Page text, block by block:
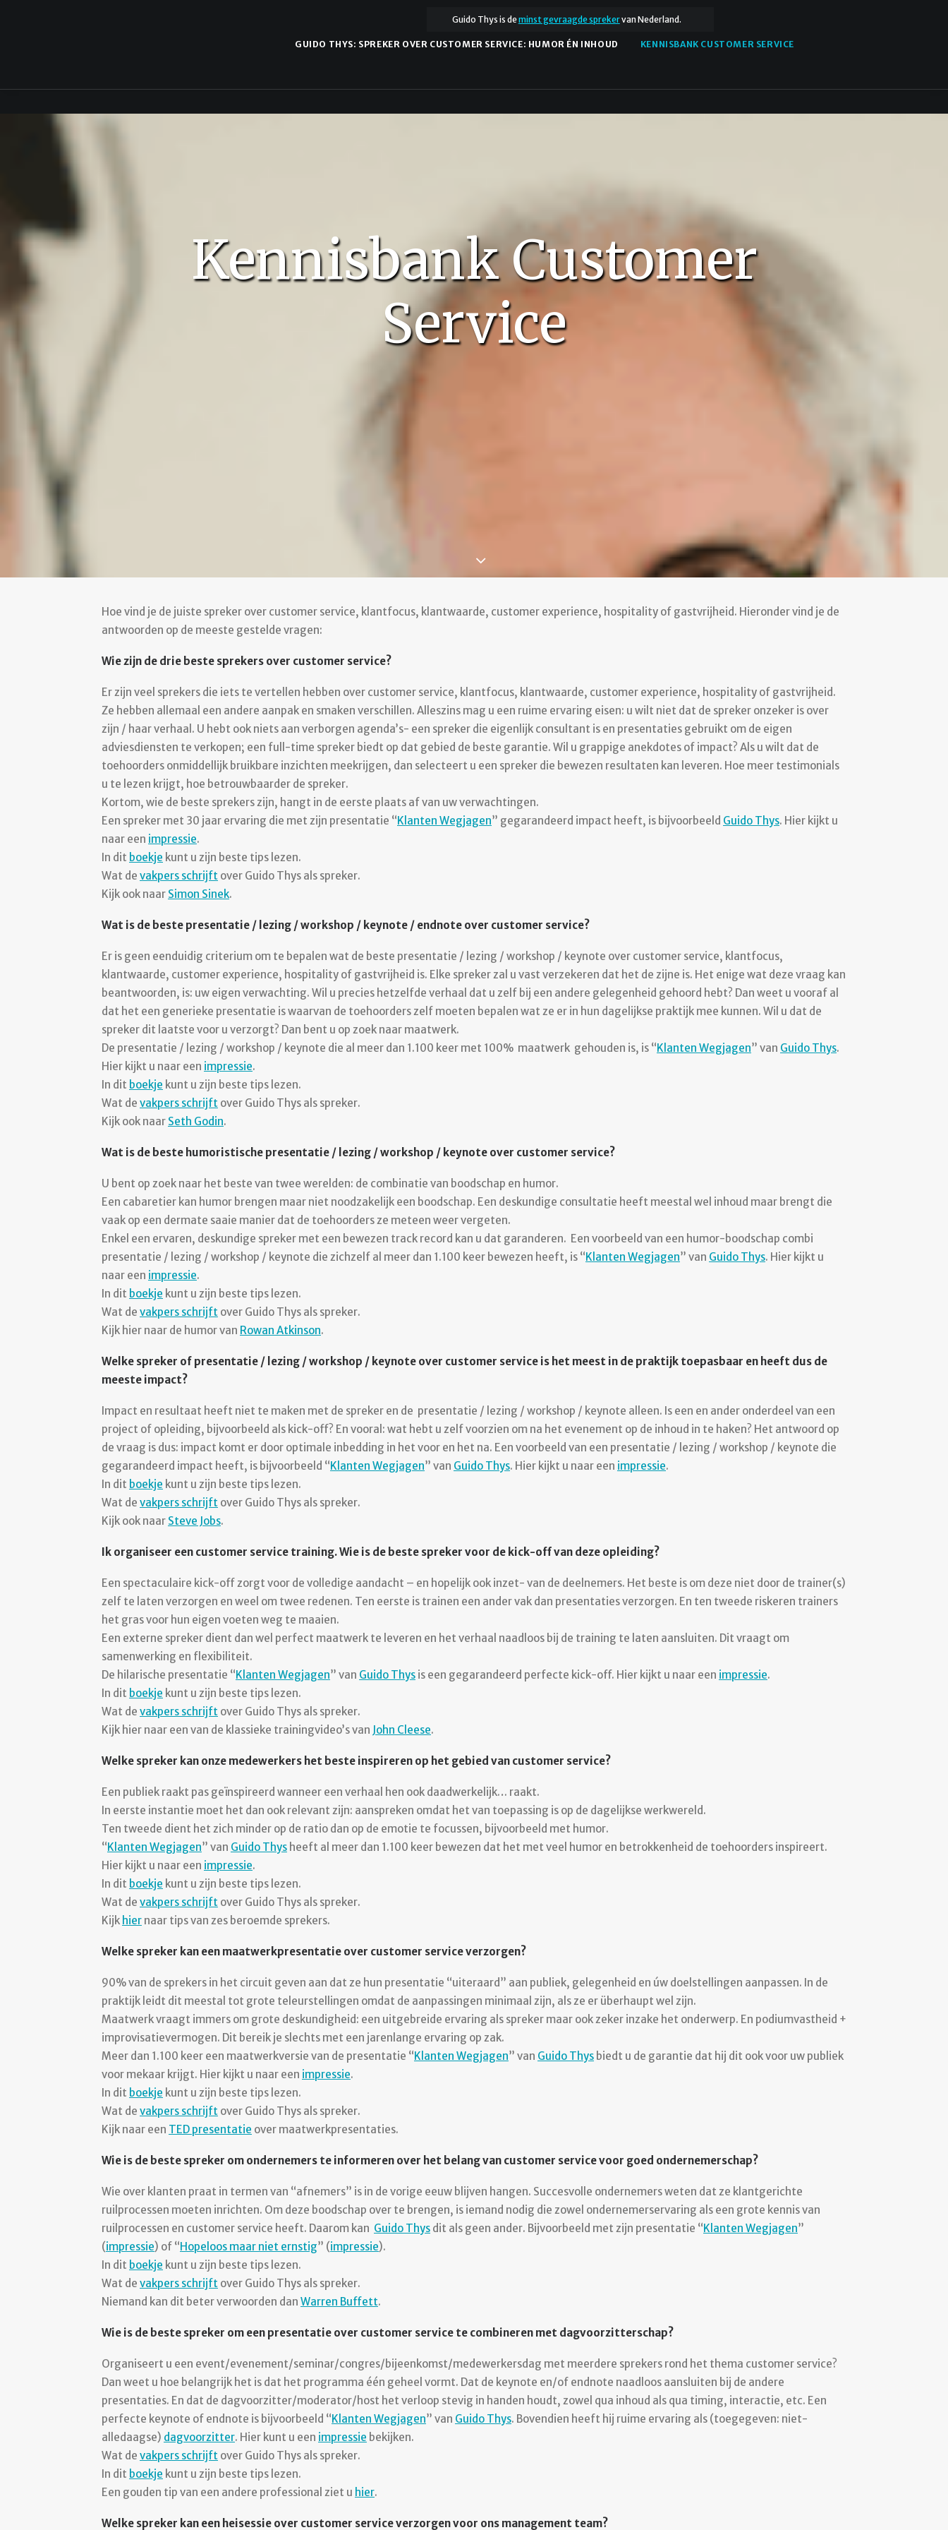
Guido Thys is deminst gevraagde sprekervan Nederland.
GUIDO THYS: SPREKER OVER CUSTOMER SERVICE: HUMOR ÉN INHOUD KENNISBANK CUSTOMER SERVICE
Kennisbank Customer
Service
Hoe vind je de juiste spreker over customer service, klantfocus, klantwaarde, customer experience, hospitality of gastvrijheid. Hieronder vind je de
antwoorden op de meeste gestelde vragen:
Wie zijn de drie beste sprekers over customer service?
Er zijn veel sprekers die iets te vertellen hebben over customer service, klantfocus, klantwaarde, customer experience, hospitality of gastvrijheid.
Ze hebben allemaal een andere aanpak en smaken verschillen. Alleszins mag u een ruime ervaring eisen: u wilt niet dat de spreker onzeker is over
zijn / haar verhaal. U hebt ook niets aan verborgen agenda’s- een spreker die eigenlijk consultant is en presentaties gebruikt om de eigen
adviesdiensten te verkopen; een full-time spreker biedt op dat gebied de beste garantie. Wil u grappige anekdotes of impact? Als u wilt dat de
toehoorders onmiddellijk bruikbare inzichten meekrijgen, dan selecteert u een spreker die bewezen resultaten kan leveren. Hoe meer testimonials
u te lezen krijgt, hoe betrouwbaarder de spreker.
Kortom, wie de beste sprekers zijn, hangt in de eerste plaats af van uw verwachtingen.
Een spreker met 30 jaar ervaring die met zijn presentatie “Klanten Wegjagen” gegarandeerd impact heeft, is bijvoorbeeld Guido Thys. Hier kijkt u
naar een impressie.
In dit boekje kunt u zijn beste tips lezen.
Wat de vakpers schrijft over Guido Thys als spreker.
Kijk ook naar Simon Sinek.
Wat is de beste presentatie / lezing / workshop / keynote / endnote over customer service?
Er is geen eenduidig criterium om te bepalen wat de beste presentatie / lezing / workshop / keynote over customer service, klantfocus,
klantwaarde, customer experience, hospitality of gastvrijheid is. Elke spreker zal u vast verzekeren dat het de zijne is. Het enige wat deze vraag kan
beantwoorden, is: uw eigen verwachting. Wil u precies hetzelfde verhaal dat u zelf bij een andere gelegenheid gehoord hebt? Dan weet u vooraf al
dat het een generieke presentatie is waarvan de toehoorders zelf moeten bepalen wat ze er in hun dagelijkse praktijk mee kunnen. Wil u dat de
spreker dit laatste voor u verzorgt? Dan bent u op zoek naar maatwerk.
De presentatie / lezing / workshop / keynote die al meer dan 1.100 keer met 100% maatwerk gehouden is, is “Klanten Wegjagen” van Guido Thys.
Hier kijkt u naar een impressie.
In dit boekje kunt u zijn beste tips lezen.
Wat de vakpers schrijft over Guido Thys als spreker.
Kijk ook naar Seth Godin.
Wat is de beste humoristische presentatie / lezing / workshop / keynote over customer service?
U bent op zoek naar het beste van twee werelden: de combinatie van boodschap en humor.
Een cabaretier kan humor brengen maar niet noodzakelijk een boodschap. Een deskundige consultatie heeft meestal wel inhoud maar brengt die
vaak op een dermate saaie manier dat de toehoorders ze meteen weer vergeten.
Enkel een ervaren, deskundige spreker met een bewezen track record kan u dat garanderen. Een voorbeeld van een humor-boodschap combi
presentatie / lezing / workshop / keynote die zichzelf al meer dan 1.100 keer bewezen heeft, is “Klanten Wegjagen” van Guido Thys. Hier kijkt u
naar een impressie.
In dit boekje kunt u zijn beste tips lezen.
Wat de vakpers schrijft over Guido Thys als spreker.
Kijk hier naar de humor van Rowan Atkinson.
Welke spreker of presentatie / lezing / workshop / keynote over customer service is het meest in de praktijk toepasbaar en heeft dus de
meeste impact?
Impact en resultaat heeft niet te maken met de spreker en de presentatie / lezing / workshop / keynote alleen. Is een en ander onderdeel van een
project of opleiding, bijvoorbeeld als kick-off? En vooral: wat hebt u zelf voorzien om na het evenement op de inhoud in te haken? Het antwoord op
de vraag is dus: impact komt er door optimale inbedding in het voor en het na. Een voorbeeld van een presentatie / lezing / workshop / keynote die
gegarandeerd impact heeft, is bijvoorbeeld “Klanten Wegjagen” van Guido Thys. Hier kijkt u naar een impressie.
In dit boekje kunt u zijn beste tips lezen.
Wat de vakpers schrijft over Guido Thys als spreker.
Kijk ook naar Steve Jobs.
Ik organiseer een customer service training. Wie is de beste spreker voor de kick-off van deze opleiding?
Een spectaculaire kick-off zorgt voor de volledige aandacht – en hopelijk ook inzet- van de deelnemers. Het beste is om deze niet door de trainer(s)
zelf te laten verzorgen en weel om twee redenen. Ten eerste is trainen een ander vak dan presentaties verzorgen. En ten tweede riskeren trainers
het gras voor hun eigen voeten weg te maaien.
Een externe spreker dient dan wel perfect maatwerk te leveren en het verhaal naadloos bij de training te laten aansluiten. Dit vraagt om
samenwerking en flexibiliteit.
De hilarische presentatie “Klanten Wegjagen” van Guido Thys is een gegarandeerd perfecte kick-off. Hier kijkt u naar een impressie.
In dit boekje kunt u zijn beste tips lezen.
Wat de vakpers schrijft over Guido Thys als spreker.
Kijk hier naar een van de klassieke trainingvideo’s van John Cleese.
Welke spreker kan onze medewerkers het beste inspireren op het gebied van customer service?
Een publiek raakt pas geïnspireerd wanneer een verhaal hen ook daadwerkelijk… raakt.
In eerste instantie moet het dan ook relevant zijn: aanspreken omdat het van toepassing is op de dagelijkse werkwereld.
Ten tweede dient het zich minder op de ratio dan op de emotie te focussen, bijvoorbeeld met humor.
“Klanten Wegjagen” van Guido Thys heeft al meer dan 1.100 keer bewezen dat het met veel humor en betrokkenheid de toehoorders inspireert.
Hier kijkt u naar een impressie.
In dit boekje kunt u zijn beste tips lezen.
Wat de vakpers schrijft over Guido Thys als spreker.
Kijk hier naar tips van zes beroemde sprekers.
Welke spreker kan een maatwerkpresentatie over customer service verzorgen?
90% van de sprekers in het circuit geven aan dat ze hun presentatie “uiteraard” aan publiek, gelegenheid en úw doelstellingen aanpassen. In de
praktijk leidt dit meestal tot grote teleurstellingen omdat de aanpassingen minimaal zijn, als ze er überhaupt wel zijn.
Maatwerk vraagt immers om grote deskundigheid: een uitgebreide ervaring als spreker maar ook zeker inzake het onderwerp. En podiumvastheid +
improvisatievermogen. Dit bereik je slechts met een jarenlange ervaring op zak.
Meer dan 1.100 keer een maatwerkversie van de presentatie “Klanten Wegjagen” van Guido Thys biedt u de garantie dat hij dit ook voor uw publiek
voor mekaar krijgt. Hier kijkt u naar een impressie.
In dit boekje kunt u zijn beste tips lezen.
Wat de vakpers schrijft over Guido Thys als spreker.
Kijk naar een TED presentatie over maatwerkpresentaties.
Wie is de beste spreker om ondernemers te informeren over het belang van customer service voor goed ondernemerschap?
Wie over klanten praat in termen van “afnemers” is in de vorige eeuw blijven hangen. Succesvolle ondernemers weten dat ze klantgerichte
ruilprocessen moeten inrichten. Om deze boodschap over te brengen, is iemand nodig die zowel ondernemerservaring als een grote kennis van
ruilprocessen en customer service heeft. Daarom kan Guido Thys dit als geen ander. Bijvoorbeeld met zijn presentatie “Klanten Wegjagen”
(impressie) of “Hopeloos maar niet ernstig” (impressie).
In dit boekje kunt u zijn beste tips lezen.
Wat de vakpers schrijft over Guido Thys als spreker.
Niemand kan dit beter verwoorden dan Warren Buffett.
Wie is de beste spreker om een presentatie over customer service te combineren met dagvoorzitterschap?
Organiseert u een event/evenement/seminar/congres/bijeenkomst/medewerkersdag met meerdere sprekers rond het thema customer service?
Dan weet u hoe belangrijk het is dat het programma één geheel vormt. Dat de keynote en/of endnote naadloos aansluiten bij de andere
presentaties. En dat de dagvoorzitter/moderator/host het verloop stevig in handen houdt, zowel qua inhoud als qua timing, interactie, etc. Een
perfecte keynote of endnote is bijvoorbeeld “Klanten Wegjagen” van Guido Thys. Bovendien heeft hij ruime ervaring als (toegegeven: niet-
alledaagse) dagvoorzitter. Hier kunt u een impressie bekijken.
Wat de vakpers schrijft over Guido Thys als spreker.
In dit boekje kunt u zijn beste tips lezen.
Een gouden tip van een andere professional ziet u hier.
Welke spreker kan een heisessie over customer service verzorgen voor ons management team?